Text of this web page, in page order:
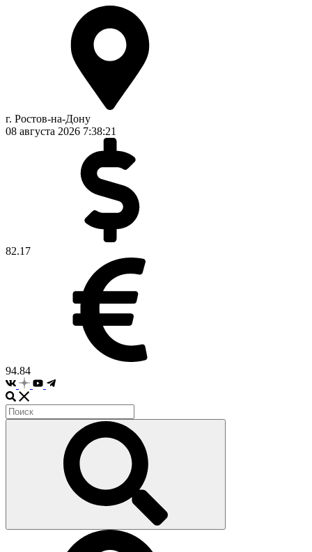
г. Ростов-на-Дону
08 августа 2026 7:38:21
82.17
94.84